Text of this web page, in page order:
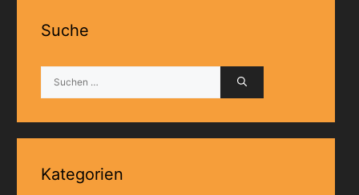
Suche
nach:
Kategorien